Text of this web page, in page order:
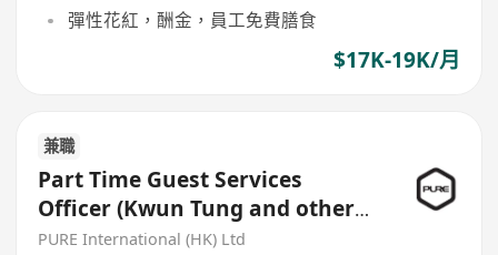
彈性花紅，酬金，員工免費膳食
$17K-19K/月
兼職
Part Time Guest Services
Officer (Kwun Tung and other
locations)
PURE International (HK) Ltd